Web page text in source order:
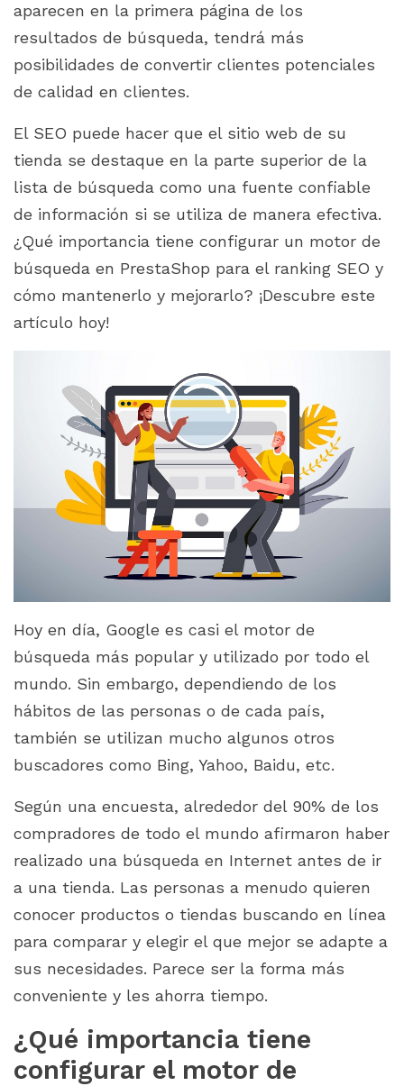
aparecen en la primera página de los
resultados de búsqueda, tendrá más
posibilidades de convertir clientes potenciales
de calidad en clientes.
El SEO puede hacer que el sitio web de su
tienda se destaque en la parte superior de la
lista de búsqueda como una fuente confiable
de información si se utiliza de manera efectiva.
¿Qué importancia tiene configurar un motor de
búsqueda en PrestaShop para el ranking SEO y
cómo mantenerlo y mejorarlo? ¡Descubre este
artículo hoy!
Hoy en día, Google es casi el motor de
búsqueda más popular y utilizado por todo el
mundo. Sin embargo, dependiendo de los
hábitos de las personas o de cada país,
también se utilizan mucho algunos otros
buscadores como Bing, Yahoo, Baidu, etc.
Según una encuesta, alrededor del 90% de los
compradores de todo el mundo afirmaron haber
realizado una búsqueda en Internet antes de ir
a una tienda. Las personas a menudo quieren
conocer productos o tiendas buscando en línea
para comparar y elegir el que mejor se adapte a
sus necesidades. Parece ser la forma más
conveniente y les ahorra tiempo.
¿Qué importancia tiene
configurar el motor de